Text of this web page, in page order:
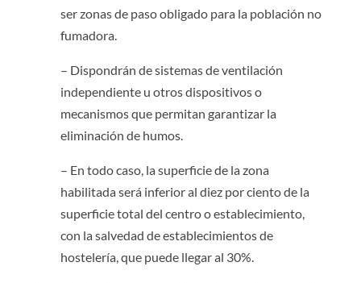
ser zonas de paso obligado para la población no
fumadora.
– Dispondrán de sistemas de ventilación
independiente u otros dispositivos o
mecanismos que permitan garantizar la
eliminación de humos.
– En todo caso, la superficie de la zona
habilitada será inferior al diez por ciento de la
superficie total del centro o establecimiento,
con la salvedad de establecimientos de
hostelería, que puede llegar al 30%.